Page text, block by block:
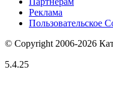
Реклама
Пользовательское
© Copyright 2006-2026
5.4.25